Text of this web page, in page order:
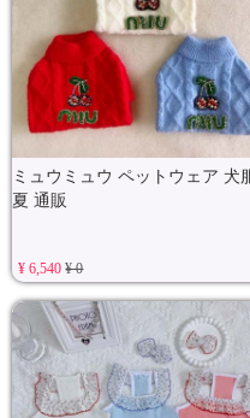
ミュウミュウ ペットウェア 犬
夏 通販
¥ 6,540¥ 0